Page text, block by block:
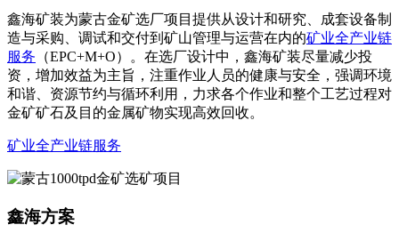
鑫海矿装为蒙古金矿选厂项目提供从设计和研究、成套设备制
造与采购、调试和交付到矿山管理与运营在内的矿业全产业链
服务 （EPC+M+O）。在选厂设计中，鑫海矿装尽量减少投
资，增加效益为主旨，注重作业人员的健康与安全，强调环境
和谐、资源节约与循环利用，力求各个作业和整个工艺过程对
金矿矿石及目的金属矿物实现高效回收。
矿业全产业链服务
鑫海方案